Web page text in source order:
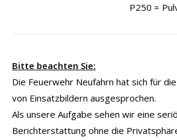
P250 =
Bitte beachten Sie:
Die Feuerwehr Neufahrn hat sich für
von Einsatzbildern ausgesprochen.
Als unsere Aufgabe sehen wir eine
Berichterstattung ohne die